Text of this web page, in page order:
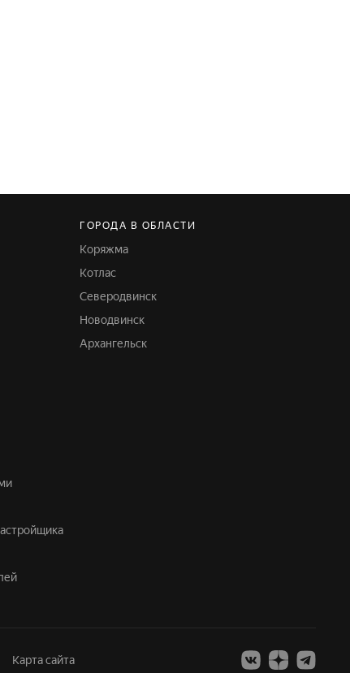
ГОРОДА В ОБЛАСТИ
Коряжма
Котлас
Северодвинск
Новодвинск
Архангельск
Карта сайта